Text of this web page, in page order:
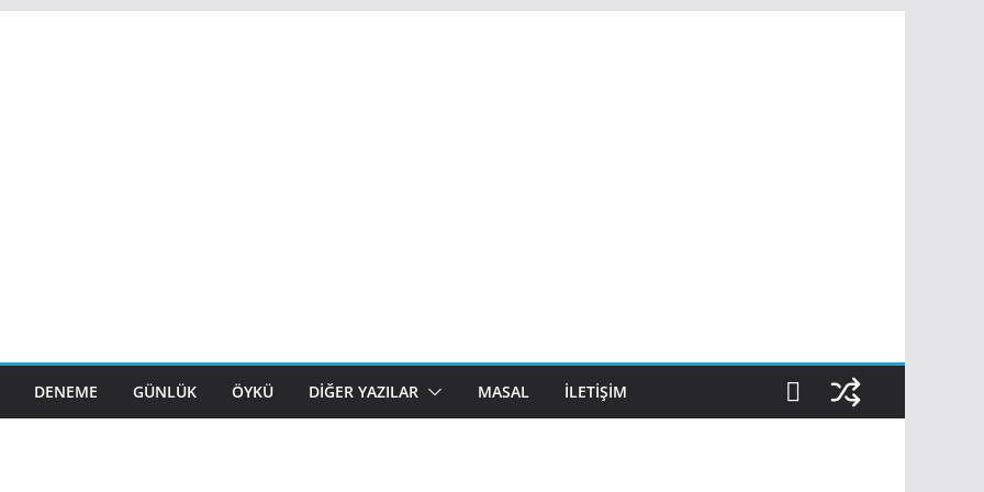
DENEME GÜNLÜK ÖYKÜ DIĞER YAZILAR MASAL İLETIŞIM